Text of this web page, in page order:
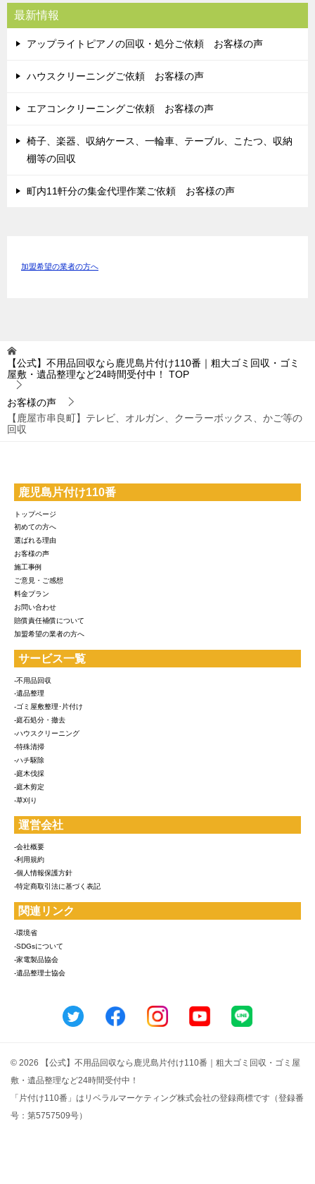
最新情報
アップライトピアノの回収・処分ご依頼 お客様の声
ハウスクリーニングご依頼 お客様の声
エアコンクリーニングご依頼 お客様の声
椅子、楽器、収納ケース、一輪車、テーブル、こたつ、収納
棚等の回収
町内11軒分の集金代理作業ご依頼 お客様の声
加盟希望の業者の方へ
【公式】不用品回収なら鹿児島片付け110番｜粗大ゴミ回収・ゴミ
屋敷・遺品整理など24時間受付中！
TOP
お客様の声
【鹿屋市串良町】テレビ、オルガン、クーラーボックス、かご等の
回収
鹿児島片付け110番
トップページ
初めての方へ
選ばれる理由
お客様の声
施工事例
ご意見・ご感想
料金プラン
お問い合わせ
賠償責任補償について
加盟希望の業者の方へ
サービス一覧
-不用品回収
-遺品整理
-ゴミ屋敷整理･片付け
-庭石処分・撤去
-ハウスクリーニング
-特殊清掃
-ハチ駆除
-庭木伐採
-庭木剪定
-草刈り
運営会社
-会社概要
-利用規約
-個人情報保護方針
-特定商取引法に基づく表記
関連リンク
-環境省
-SDGsについて
-家電製品協会
-遺品整理士協会
© 2026 【公式】不用品回収なら鹿児島片付け110番｜粗大ゴミ回収・ゴミ屋
敷・遺品整理など24時間受付中！
「片付け110番」はリベラルマーケティング株式会社の登録商標です（登録番
号：第5757509号）